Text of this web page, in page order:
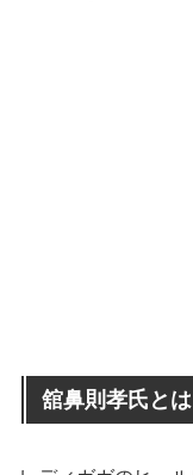
舘鼻則孝氏とは